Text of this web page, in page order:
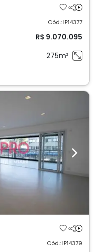
Cód.: IP14377
R$ 9.070.095
275m²
Next
Cód.: IP14379